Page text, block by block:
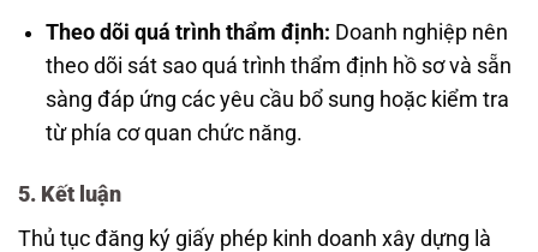
Theo dõi quá trình thẩm định: Doanh nghiệp nên
theo dõi sát sao quá trình thẩm định hồ sơ và sẵn
sàng đáp ứng các yêu cầu bổ sung hoặc kiểm tra
từ phía cơ quan chức năng.
5. Kết luận
Thủ tục đăng ký giấy phép kinh doanh xây dựng là